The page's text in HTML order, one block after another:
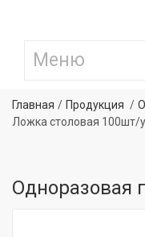
Главная Продукция
Ложка столовая 100шт/
Одноразовая